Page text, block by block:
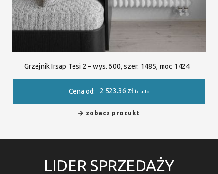
Grzejnik Irsap Tesi 2 – wys. 600, szer. 1485, moc 1424
Cena od: 2 523.36 zł brutto
zobacz produkt
LIDER SPRZEDAŻY